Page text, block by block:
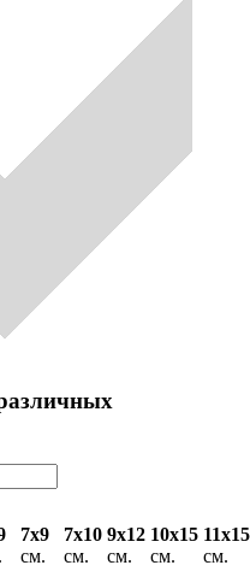
7х9
см.
7х10
см.
9х12
см.
10х15
см.
11х15
см.